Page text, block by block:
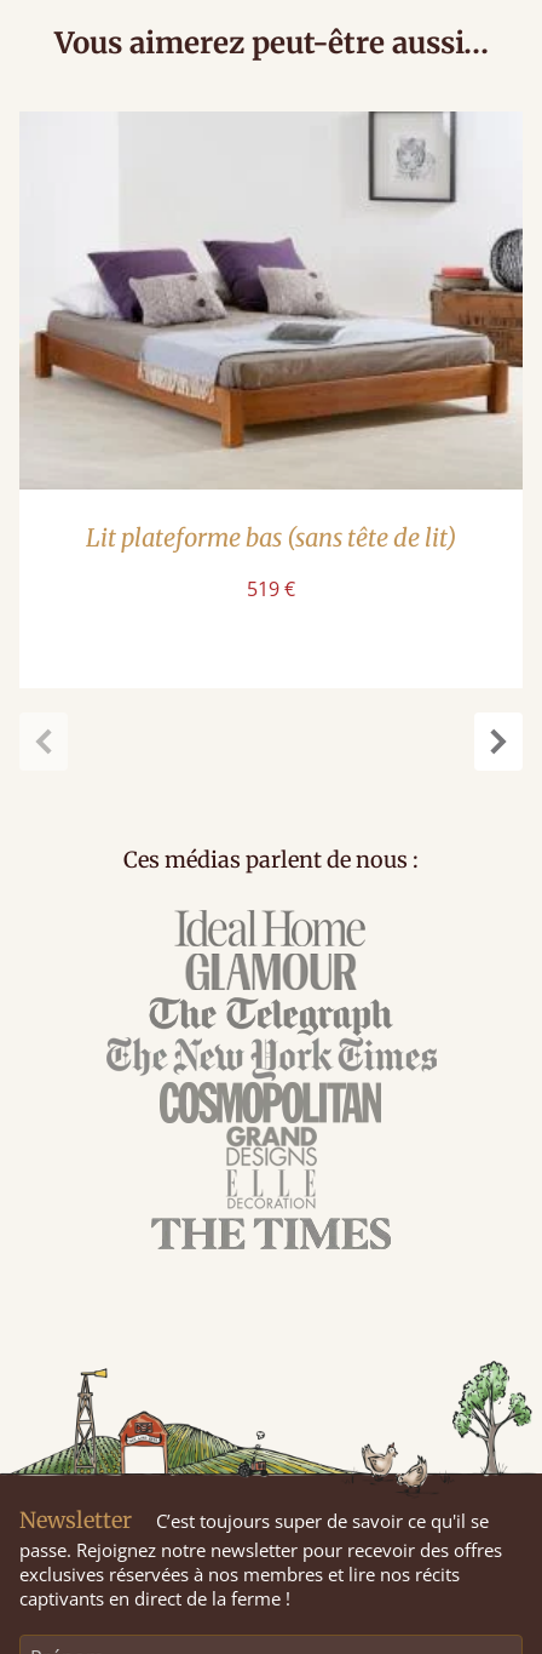
Vous aimerez peut-être aussi…
Lit plateforme bas (sans tête de lit)
519 €
Ces médias parlent de nous :
Newsletter
C’est toujours super de savoir ce qu'il se
passe. Rejoignez notre newsletter pour recevoir des offres
exclusives réservées à nos membres et lire nos récits
captivants en direct de la ferme !